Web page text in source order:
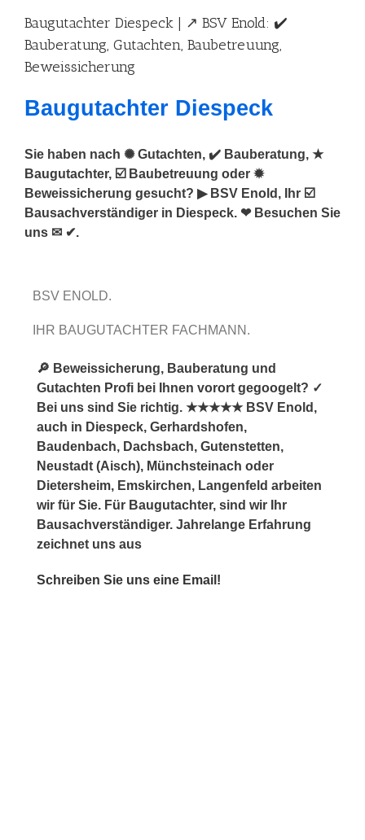
Baugutachter Diespeck | ↗️ BSV Enold: ✔️
Bauberatung, Gutachten, Baubetreuung,
Beweissicherung
Baugutachter Diespeck
Sie haben nach ✺ Gutachten, ✔️ Bauberatung, ★
Baugutachter, ☑️ Baubetreuung oder ✹
Beweissicherung gesucht? ▶︎ BSV Enold, Ihr ☑️
Bausachverständiger in Diespeck. ❤ Besuchen Sie
uns ✉ ✔.
BSV ENOLD.
IHR BAUGUTACHTER FACHMANN.
🔎 Beweissicherung, Bauberatung und
Gutachten Profi bei Ihnen vorort gegoogelt? ✓
Bei uns sind Sie richtig. ★★★★★ BSV Enold,
auch in Diespeck, Gerhardshofen,
Baudenbach, Dachsbach, Gutenstetten,
Neustadt (Aisch), Münchsteinach oder
Dietersheim, Emskirchen, Langenfeld arbeiten
wir für Sie. Für Baugutachter, sind wir Ihr
Bausachverständiger. Jahrelange Erfahrung
zeichnet uns aus
Schreiben Sie uns eine Email!